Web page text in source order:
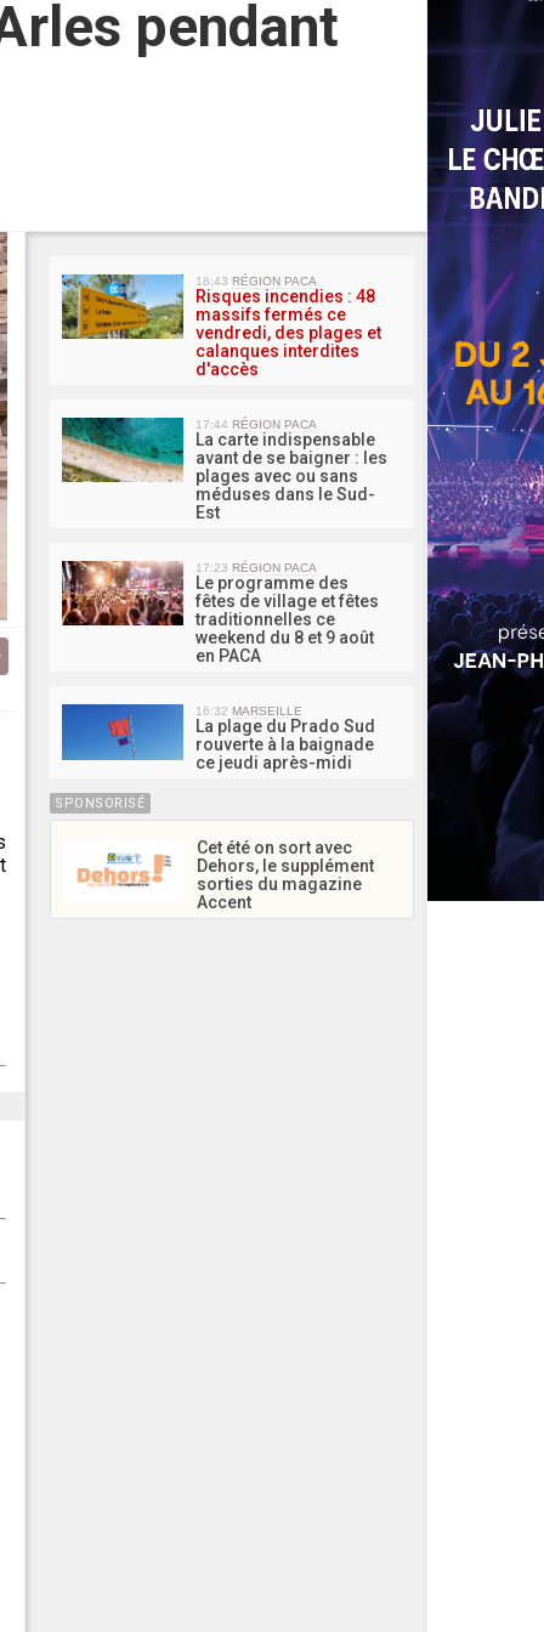
pendant
18:43 RÉGION PACA
Risques incendies : 48
massifs fermés ce
vendredi, des plages et
calanques interdites
d'accès
17:44 RÉGION PACA
La carte indispensable
avant de se baigner : les
plages avec ou sans
méduses dans le Sud-
Est
17:23 RÉGION PACA
Le programme des
fêtes de village et fêtes
traditionnelles ce
weekend du 8 et 9 août
en PACA
16:32 MARSEILLE
La plage du Prado Sud
rouverte à la baignade
ce jeudi après-midi
SPONSORISÉ
Cet été on sort avec
Dehors, le supplément
sorties du magazine
Accent